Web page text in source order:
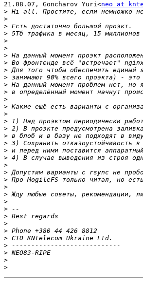
21.08.07, Goncharov Yuri<neo at
>
>
>
>
>
>
>
>
>
>
>
>
>
>
>
>
>
>
>
>
>
>
>
>
>
>
>
>
>
>
>
>
>
>
>
>